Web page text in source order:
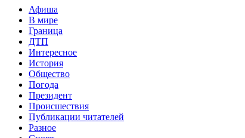
Афиша
В мире
Граница
ДТП
Интересное
История
Общество
Погода
Президент
Происшествия
Публикации читателей
Разное